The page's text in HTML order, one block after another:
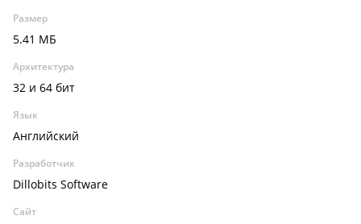
Размер
5.41 МБ
Архитектура
32 и 64 бит
Язык
Английский
Разработчик
Dillobits Software
Сайт